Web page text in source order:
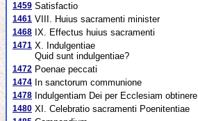
1459 Satisfactio
1461 VIII. Huius sacramenti minister
1468 IX. Effectus huius sacramenti
1471 X. Indulgentiae
Quid sunt indulgentiae?
1472 Poenae peccati
1474 In sanctorum communione
1478 Indulgentiam Dei per Ecclesiam obtinere
1480 XI. Celebratio sacramenti Poenitentiae